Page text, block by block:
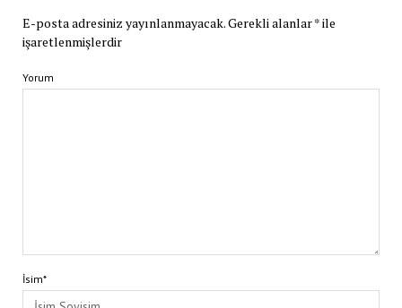
E-posta adresiniz yayınlanmayacak.Gerekli alanlar*ile
işaretlenmişlerdir
Yorum
İsim*